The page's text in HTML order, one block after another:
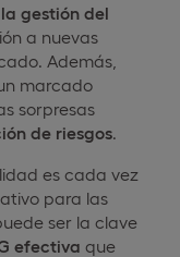
gestión del
a nuevas
Además,
marcado
sorpresas
de riesgos
es cada vez
para las
ser la clave
efectiva que